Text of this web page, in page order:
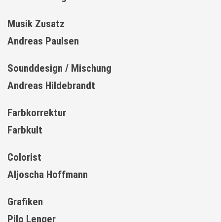
Musik Zusatz
Andreas Paulsen
Sounddesign / Mischung
Andreas Hildebrandt
Farbkorrektur
Farbkult
Colorist
Aljoscha Hoffmann
Grafiken
Pilo Lenger